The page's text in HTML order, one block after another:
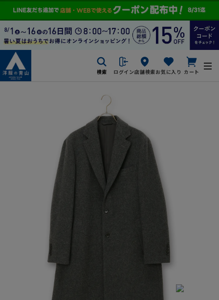
検索 ログイン店舗検索お気に入り カート